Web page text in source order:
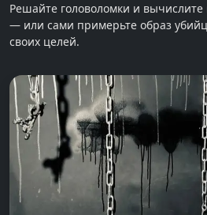
Решайте головоломки и вычислите
— или сами примерьте образ
своих целей.